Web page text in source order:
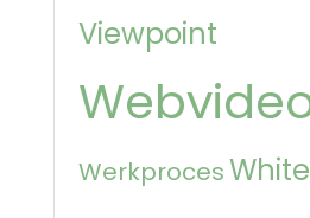
Viewpoint
Werkproces